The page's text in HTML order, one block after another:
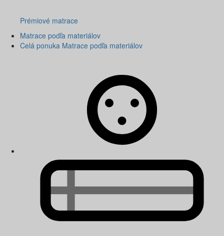
Prémiové matrace
Matrace podľa materiálov
Celá ponuka Matrace podľa materiálov